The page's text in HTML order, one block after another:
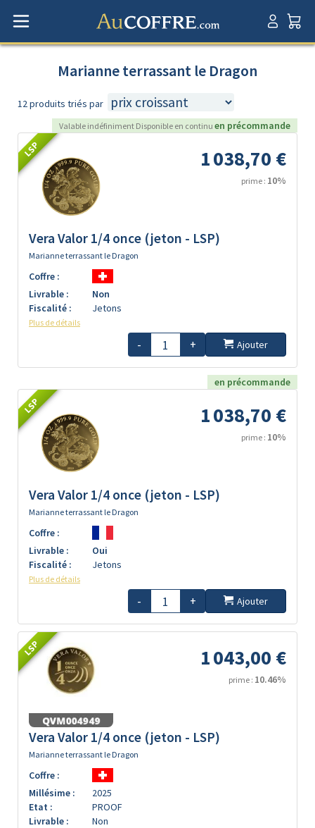
Marianne terrassant le Dragon
12 produits triés par
Valable indéfiniment Disponible en continu en précommande
LSP 1 038,70 €
prime : 10%
Vera Valor 1/4 once (jeton - LSP)
Marianne terrassant le Dragon
Coffre :
Livrable :
Non
Fiscalité :
Jetons
Plus de détails
- + Ajouter
en précommande
LSP 1 038,70 €
prime : 10%
Vera Valor 1/4 once (jeton - LSP)
Marianne terrassant le Dragon
Coffre :
Livrable :
Oui
Fiscalité :
Jetons
Plus de détails
- + Ajouter
LSP 1 043,00 €
prime : 10.46%
Vera Valor 1/4 once (jeton - LSP)
Marianne terrassant le Dragon
Coffre :
Millésime :
2025
Etat :
PROOF
Livrable :
Non